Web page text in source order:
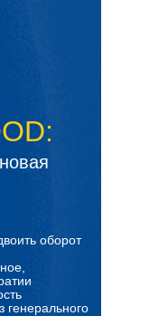
оборот
генерального